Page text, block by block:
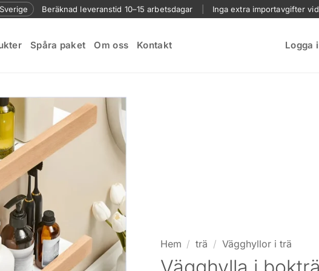
Beräknad leveranstid 10–15 arbetsdagar Inga extra importavgifter
Spåra paket Om oss Kontakt Logga
Hem / trä / Vägghyllor i trä